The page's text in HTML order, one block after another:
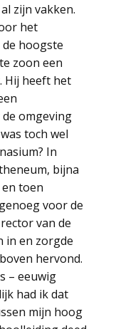
zijn vakken.
het
hoogste
zoon een
Hij heeft het
omgeving
toch wel
In
bijna
en toen
voor de
van de
in en zorgde
hervond.
– eeuwig
had ik dat
mijn hoog